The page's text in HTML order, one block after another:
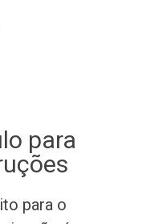
para
para o